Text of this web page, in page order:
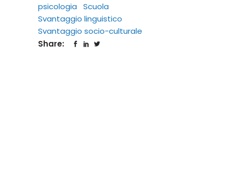
psicologia
Scuola
Svantaggio linguistico
Svantaggio socio-culturale
Share: